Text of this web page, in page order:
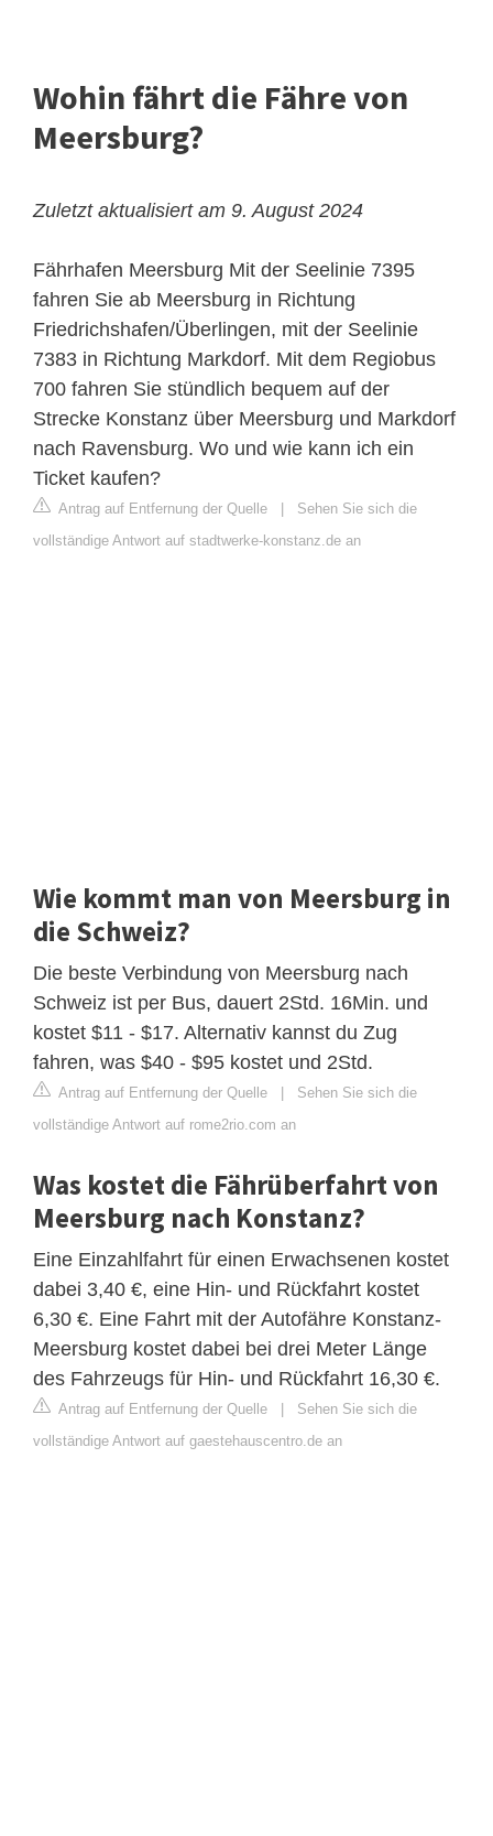
Wohin fährt die Fähre von
Meersburg?
Zuletzt aktualisiert am 9. August 2024
Fährhafen Meersburg Mit der Seelinie 7395
fahren Sie ab Meersburg in Richtung
Friedrichshafen/Überlingen, mit der Seelinie
7383 in Richtung Markdorf. Mit dem Regiobus
700 fahren Sie stündlich bequem auf der
Strecke Konstanz über Meersburg und Markdorf
nach Ravensburg. Wo und wie kann ich ein
Ticket kaufen?
Antrag auf Entfernung der Quelle
Sehen Sie sich die
vollständige Antwort auf stadtwerke-konstanz.de an
Wie kommt man von Meersburg in
die Schweiz?
Die beste Verbindung von Meersburg nach
Schweiz ist per Bus, dauert 2Std. 16Min. und
kostet $11 - $17. Alternativ kannst du Zug
fahren, was $40 - $95 kostet und 2Std.
Antrag auf Entfernung der Quelle
Sehen Sie sich die
vollständige Antwort auf rome2rio.com an
Was kostet die Fährüberfahrt von
Meersburg nach Konstanz?
Eine Einzahlfahrt für einen Erwachsenen kostet
dabei 3,40 €, eine Hin- und Rückfahrt kostet
6,30 €. Eine Fahrt mit der Autofähre Konstanz-
Meersburg kostet dabei bei drei Meter Länge
des Fahrzeugs für Hin- und Rückfahrt 16,30 €.
Antrag auf Entfernung der Quelle
Sehen Sie sich die
vollständige Antwort auf gaestehauscentro.de an